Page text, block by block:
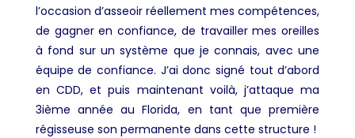
l’occasion d’asseoir réellement mes compétences,
de gagner en confiance, de travailler mes oreilles
à fond sur un système que je connais, avec une
équipe de confiance. J’ai donc signé tout d’abord
en CDD, et puis maintenant voilà, j’attaque ma
3ième année au Florida, en tant que première
régisseuse son permanente dans cette structure !